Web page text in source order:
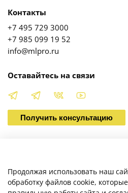
О магазине
Контакты
+7 495 729 3000
+7 985 099 19 52
info@mlpro.ru
Оставайтесь на связи
Получить консультацию
Продолжая использовать наш
обработку файлов cookie,